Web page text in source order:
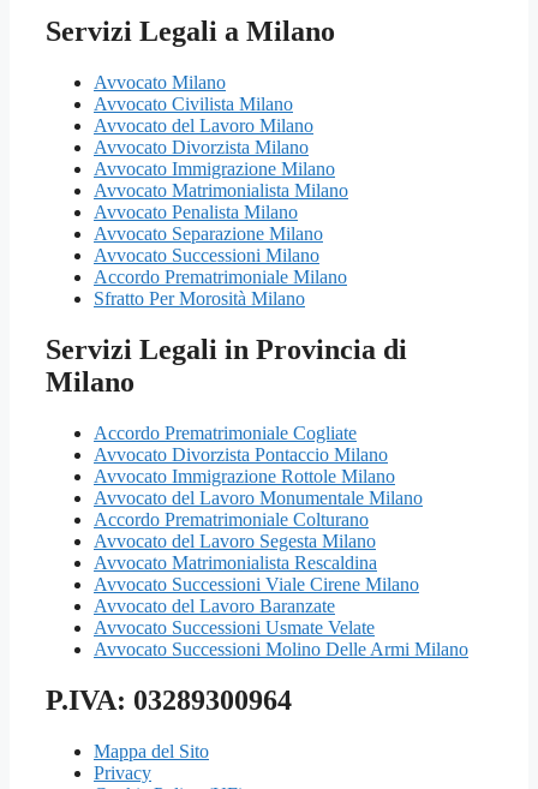
Servizi Legali a Milano
Avvocato Milano
Avvocato Civilista Milano
Avvocato del Lavoro Milano
Avvocato Divorzista Milano
Avvocato Immigrazione Milano
Avvocato Matrimonialista Milano
Avvocato Penalista Milano
Avvocato Separazione Milano
Avvocato Successioni Milano
Accordo Prematrimoniale Milano
Sfratto Per Morosità Milano
Servizi Legali in Provincia di
Milano
Accordo Prematrimoniale Cogliate
Avvocato Divorzista Pontaccio Milano
Avvocato Immigrazione Rottole Milano
Avvocato del Lavoro Monumentale Milano
Accordo Prematrimoniale Colturano
Avvocato del Lavoro Segesta Milano
Avvocato Matrimonialista Rescaldina
Avvocato Successioni Viale Cirene Milano
Avvocato del Lavoro Baranzate
Avvocato Successioni Usmate Velate
Avvocato Successioni Molino Delle Armi Milano
P.IVA: 03289300964
Mappa del Sito
Privacy